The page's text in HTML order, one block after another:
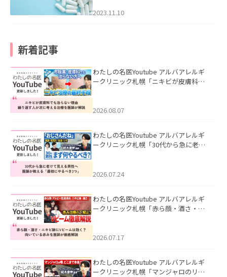
2023.11.10
新着記事
わたしの名医Youtube アルバアレルギ
ークリニック札幌「ニキビが皮膚科で
ました。
2026.08.07
わたしの名医Youtube アルバアレルギ
ークリニック札幌「30代から急に老け
た。
2026.07.24
わたしの名医Youtube アルバアレルギ
ークリニック札幌「赤ら顔・酒さ・ニ
した。
2026.07.17
わたしの名医Youtube アルバアレルギ
ークリニック札幌「マンジャロのリア